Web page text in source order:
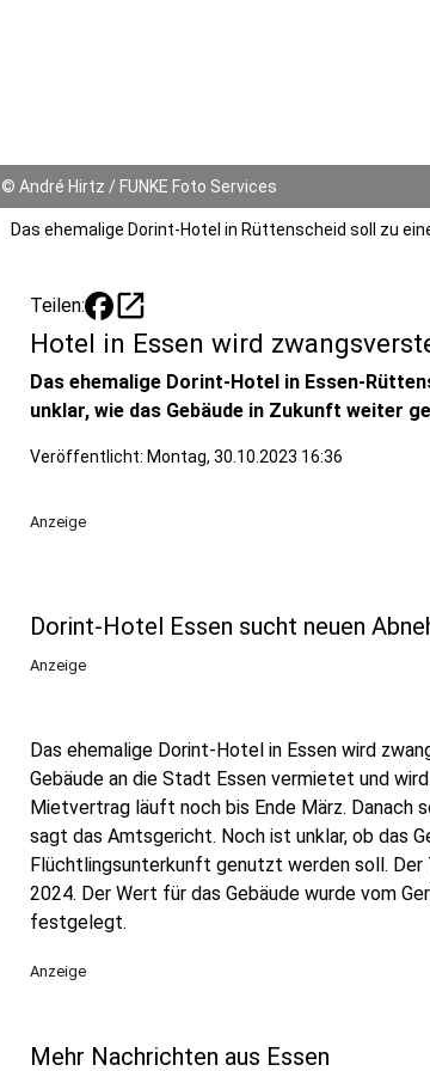
© André Hirtz / FUNKE Foto Services
Das ehemalige Dorint-Hotel in Rüttenscheid soll zu
Teilen: open_in_new
Hotel in Essen wird
Das ehemalige Dorint-Hotel in Essen-
unklar, wie das Gebäude in Zukunft weiter
Veröffentlicht: Montag, 30.10.2023 16:36
Anzeige
Dorint-Hotel Essen sucht neuen
Anzeige
Das ehemalige Dorint-Hotel in Essen wird
Gebäude an die Stadt Essen vermietet und
Mietvertrag läuft noch bis Ende März. Danach
sagt das Amtsgericht. Noch ist unklar, ob das
Flüchtlingsunterkunft genutzt werden soll. Der
2024. Der Wert für das Gebäude wurde vom
festgelegt.
Anzeige
Mehr Nachrichten aus Essen